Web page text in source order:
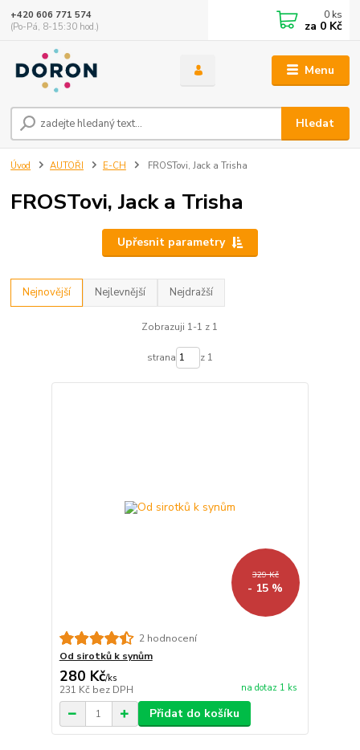
Menu
Hledat
+420 606 771 574
(Po-Pá, 8-15:30 hod.)
0 ks
za 0 Kč
Úvod AUTOŘI E-CH FROSTovi, Jack a Trisha
FROSTovi, Jack a Trisha
Upřesnit parametry
Nejnovější Nejlevnější Nejdražší
Zobrazuji 1-1 z 1
strana z 1
329 Kč
- 15 %
2 hodnocení
Od sirotků k synům
280 Kč/ks
231 Kč bez DPH na dotaz 1 ks
Přidat do košíku